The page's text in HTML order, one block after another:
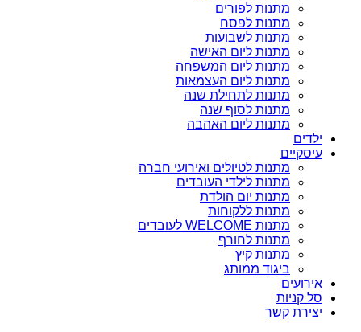
מתנות לפורים
מתנות לפסח
מתנות לשבועות
מתנות ליום האישה
מתנות ליום המשפחה
מתנות ליום העצמאות
מתנות לתחילת שנה
מתנות לסוף שנה
מתנות ליום האהבה
ילדים
עיסקיים
מתנות לטיולים ואירועי חברה
מתנות לילדי העובדים
מתנות יום הולדת
מתנות ללקוחות
מתנות WELCOME לעובדים
מתנות לחורף
מתנות קיץ
ביגוד ממותג
אירועים
סל קניות
יצירת קשר